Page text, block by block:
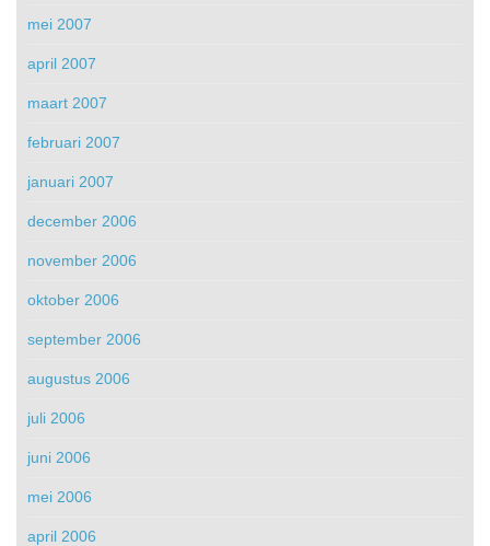
mei 2007
april 2007
maart 2007
februari 2007
januari 2007
december 2006
november 2006
oktober 2006
september 2006
augustus 2006
juli 2006
juni 2006
mei 2006
april 2006